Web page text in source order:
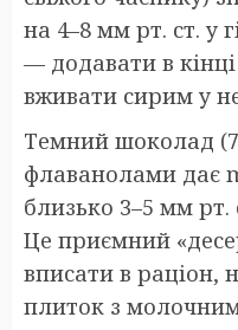
на 4–8 мм рт. ст. у
— додавати в
вживати сирим у
Темний шоколад
флаванолами дає
близько 3–5 мм рт.
Це приємний
вписати в раціон,
плиток з